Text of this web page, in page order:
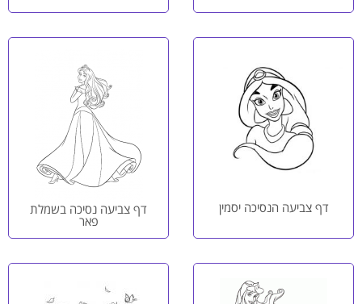
דף צביעה הנסיכה יסמין דף צביעה נסיכה בשמלת
פאר